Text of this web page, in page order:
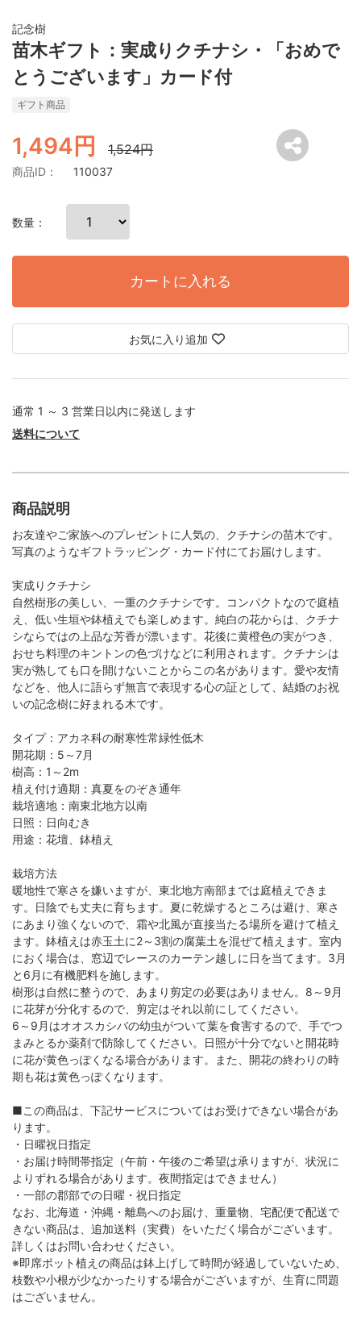
記念樹
苗木ギフト：実成りクチナシ・「おめで
とうございます」カード付
ギフト商品
1,494円 1,524円
商品ID： 110037
数量：
カートに入れる
お気に入り追加
通常 1 ～ 3 営業日以内に発送します
送料について
商品説明
お友達やご家族へのプレゼントに人気の、クチナシの苗木です。
写真のようなギフトラッピング・カード付にてお届けします。
実成りクチナシ
自然樹形の美しい、一重のクチナシです。コンパクトなので庭植
え、低い生垣や鉢植えでも楽しめます。純白の花からは、クチナ
シならではの上品な芳香が漂います。花後に黄橙色の実がつき、
おせち料理のキントンの色づけなどに利用されます。クチナシは
実が熟しても口を開けないことからこの名があります。愛や友情
などを、他人に語らず無言で表現する心の証として、結婚のお祝
いの記念樹に好まれる木です。
タイプ：アカネ科の耐寒性常緑性低木
開花期：5～7月
樹高：1～2m
植え付け適期：真夏をのぞき通年
栽培適地：南東北地方以南
日照：日向むき
用途：花壇、鉢植え
栽培方法
暖地性で寒さを嫌いますが、東北地方南部までは庭植えできま
す。日陰でも丈夫に育ちます。夏に乾燥するところは避け、寒さ
にあまり強くないので、霜や北風が直接当たる場所を避けて植え
ます。鉢植えは赤玉土に2～3割の腐葉土を混ぜて植えます。室内
におく場合は、窓辺でレースのカーテン越しに日を当てます。3月
と6月に有機肥料を施します。
樹形は自然に整うので、あまり剪定の必要はありません。8～9月
に花芽が分化するので、剪定はそれ以前にしてください。
6～9月はオオスカシバの幼虫がついて葉を食害するので、手でつ
まみとるか薬剤で防除してください。日照が十分でないと開花時
に花が黄色っぽくなる場合があります。また、開花の終わりの時
期も花は黄色っぽくなります。
■この商品は、下記サービスについてはお受けできない場合があ
ります。
・日曜祝日指定
・お届け時間帯指定（午前・午後のご希望は承りますが、状況に
よりずれる場合があります。夜間指定はできません）
・一部の郡部での日曜・祝日指定
なお、北海道・沖縄・離島へのお届け、重量物、宅配便で配送で
きない商品は、追加送料（実費）をいただく場合がございます。
詳しくはお問い合わせください。
※即席ポット植えの商品は鉢上げして時間が経過していないため、
枝数や小根が少なかったりする場合がございますが、生育に問題
はございません。